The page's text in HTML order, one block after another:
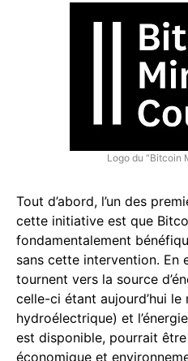
Logo du “Bitcoin
Tout d’abord, l’un des
cette initiative est que
fondamentalement
sans cette intervention. En
tournent vers la source
celle-ci étant aujourd’hui
hydroélectrique) et
est disponible, pourrait
économique et